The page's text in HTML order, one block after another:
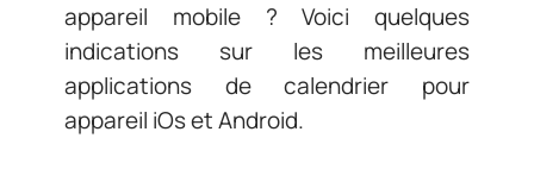
appareil mobile ? Voici quelques
indications sur les meilleures
applications de calendrier pour
appareil iOs et Android.